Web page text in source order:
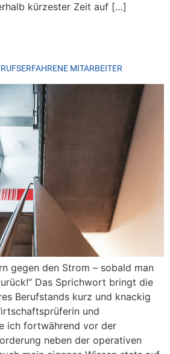
kürzester Zeit auf […]
MITARBEITER
gegen den Strom – sobald man
Das Sprichwort bringt die
Berufstands kurz und knackig
und
ich fortwährend vor der
neben der operativen